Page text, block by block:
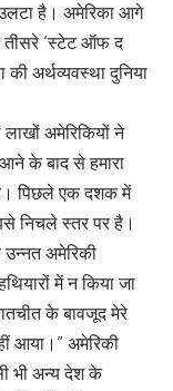
है। अमेरिका आगे
तीसरे ‘स्टेट ऑफ द
अर्थव्यवस्था दुनिया
अमेरिकियों ने
के बाद से हमारा
पिछले एक दशक में
निचले स्तर पर है।
अमेरिकी
में न किया जा
के बावजूद मेरे
आया।” अमेरिकी
भी अन्य देश के